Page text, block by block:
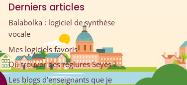
Derniers articles
Balabolka : logiciel de synthèse
vocale
Mes logiciels favoris
Où trouver des réglures Seyès ?
Les blogs d’enseignants que je